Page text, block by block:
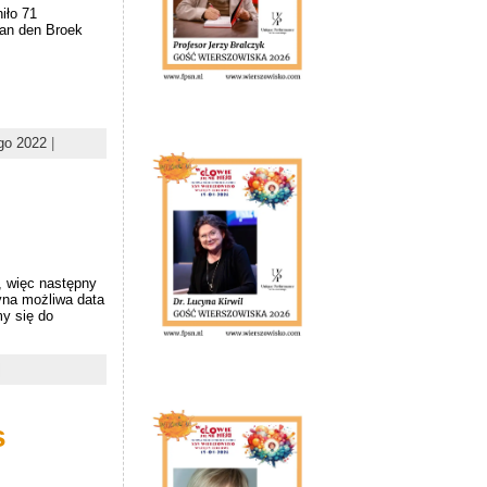
71
den Broek
2022
więc następny
możliwa data
się do